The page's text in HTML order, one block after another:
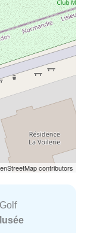
contributors